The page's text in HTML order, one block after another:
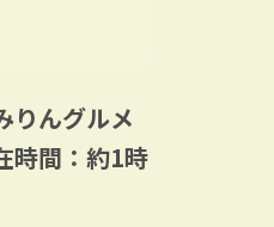
りんグルメ
時間：約1時